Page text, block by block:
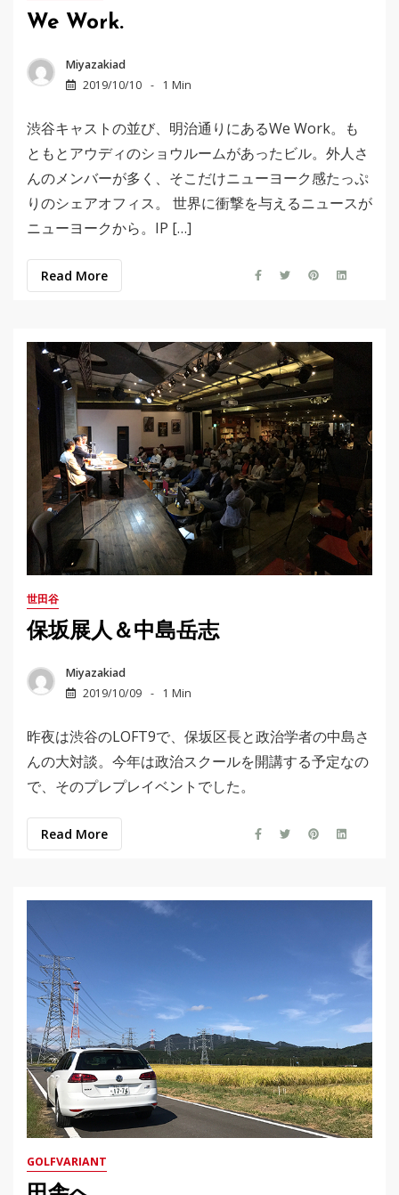
We Work.
Miyazakiad
2019/10/10
1 Min
渋谷キャストの並び、明治通りにあるWe Work。も
ともとアウディのショウルームがあったビル。外人さ
んのメンバーが多く、そこだけニューヨーク感たっぷ
りのシェアオフィス。 世界に衝撃を与えるニュースが
ニューヨークから。IP […]
Read More
世田谷
保坂展人＆中島岳志
Miyazakiad
2019/10/09
1 Min
昨夜は渋谷のLOFT9で、保坂区長と政治学者の中島さ
んの大対談。今年は政治スクールを開講する予定なの
で、そのプレプレイベントでした。
Read More
GOLFVARIANT